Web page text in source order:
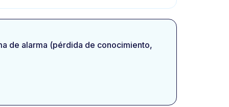
de alarma (pérdida de conocimiento,